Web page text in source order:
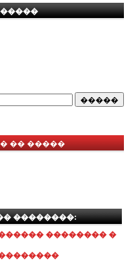
�����
�� �����
��������:
�������� �